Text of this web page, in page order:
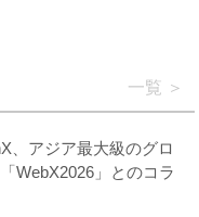
一覧
、アジア最大級のグロ
WebX2026」とのコラ